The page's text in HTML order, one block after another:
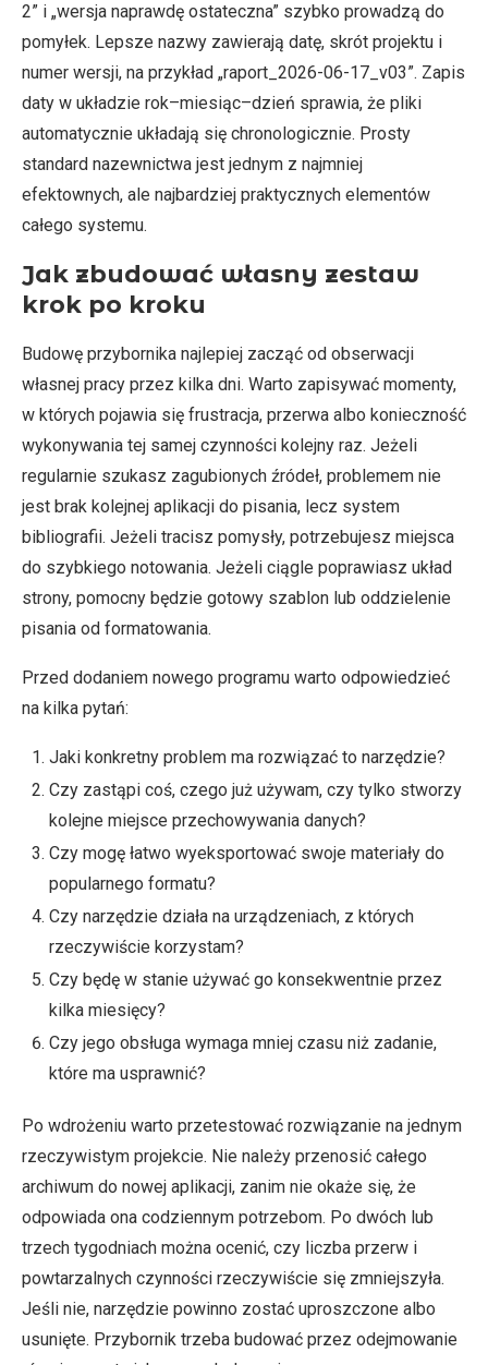
2” i „wersja naprawdę ostateczna” szybko prowadzą do
pomyłek. Lepsze nazwy zawierają datę, skrót projektu i
numer wersji, na przykład „raport_2026-06-17_v03”. Zapis
daty w układzie rok–miesiąc–dzień sprawia, że pliki
automatycznie układają się chronologicznie. Prosty
standard nazewnictwa jest jednym z najmniej
efektownych, ale najbardziej praktycznych elementów
całego systemu.
Jak zbudować własny zestaw
krok po kroku
Budowę przybornika najlepiej zacząć od obserwacji
własnej pracy przez kilka dni. Warto zapisywać momenty,
w których pojawia się frustracja, przerwa albo konieczność
wykonywania tej samej czynności kolejny raz. Jeżeli
regularnie szukasz zagubionych źródeł, problemem nie
jest brak kolejnej aplikacji do pisania, lecz system
bibliografii. Jeżeli tracisz pomysły, potrzebujesz miejsca
do szybkiego notowania. Jeżeli ciągle poprawiasz układ
strony, pomocny będzie gotowy szablon lub oddzielenie
pisania od formatowania.
Przed dodaniem nowego programu warto odpowiedzieć
na kilka pytań:
Jaki konkretny problem ma rozwiązać to narzędzie?
Czy zastąpi coś, czego już używam, czy tylko stworzy
kolejne miejsce przechowywania danych?
Czy mogę łatwo wyeksportować swoje materiały do
popularnego formatu?
Czy narzędzie działa na urządzeniach, z których
rzeczywiście korzystam?
Czy będę w stanie używać go konsekwentnie przez
kilka miesięcy?
Czy jego obsługa wymaga mniej czasu niż zadanie,
które ma usprawnić?
Po wdrożeniu warto przetestować rozwiązanie na jednym
rzeczywistym projekcie. Nie należy przenosić całego
archiwum do nowej aplikacji, zanim nie okaże się, że
odpowiada ona codziennym potrzebom. Po dwóch lub
trzech tygodniach można ocenić, czy liczba przerw i
powtarzalnych czynności rzeczywiście się zmniejszyła.
Jeśli nie, narzędzie powinno zostać uproszczone albo
usunięte. Przybornik trzeba budować przez odejmowanie